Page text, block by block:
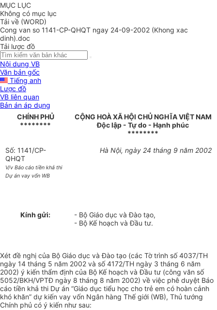
MỤC LỤC
Không có mục lục
Tải về (WORD)
Cong van so 1141-CP-QHQT ngay 24-09-2002 (Khong xac
dinh).doc
Tải lược đồ
Nội dung VB
Văn bản gốc
Tiếng anh
Lược đồ
VB liên quan
Bản án áp dụng
CHÍNH PHỦ
********
CỘNG HOÀ XÃ HỘI CHỦ NGHĨA VIỆT NAM
Độc lập - Tự do - Hạnh phúc
********
Số: 1141/CP-
QHQT
V/v Báo cáo tiền khả thi
Dự án vay vốn WB
Hà Nội, ngày 24 tháng 9 năm 2002
Kính gửi:
- Bộ Giáo dục và Đào tạo,
- Bộ Kế hoạch và Đầu tư.
Xét đề nghị của Bộ Giáo dục và Đào tạo (các Tờ trình số 4037/TH
ngày 14 tháng 5 năm 2002 và số 4172/TH ngày 3 tháng 6 năm
2002) ý kiến thẩm định của Bộ Kế hoạch và Đầu tư (công văn số
5052/BKH/VPTĐ ngày 8 tháng 8 năm 2002) về việc phê duyệt Báo
cáo tiền khả thi Dự án “Giáo dục tiểu học cho trẻ em có hoàn cảnh
khó khăn” dự kiến vay vốn Ngân hàng Thế giới (WB), Thủ tướng
Chính phủ có ý kiến như sau: